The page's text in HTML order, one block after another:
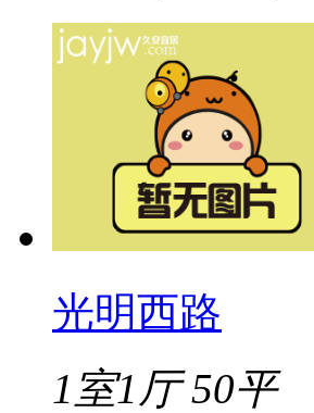
光明西路
1室1厅 50平